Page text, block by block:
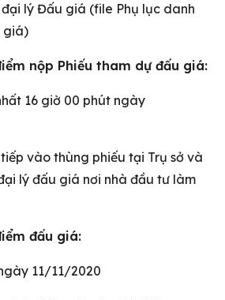
lý Đấu giá (file Phụ lục danh
giá)
nộp Phiếu tham dự đấu giá:
16 giờ 00 phút ngày
vào thùng phiếu tại Trụ sở và
lý đấu giá nơi nhà đầu tư làm
đấu giá:
11/11/2020